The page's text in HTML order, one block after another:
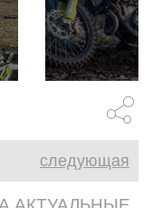
мотоциклов
следующая